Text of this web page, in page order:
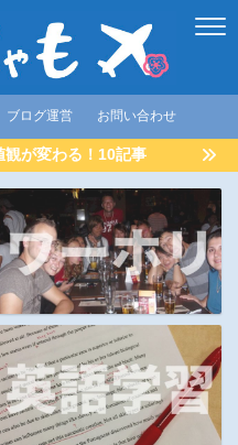
ブログ運営 お問い合わせ
観が変わる！10記事